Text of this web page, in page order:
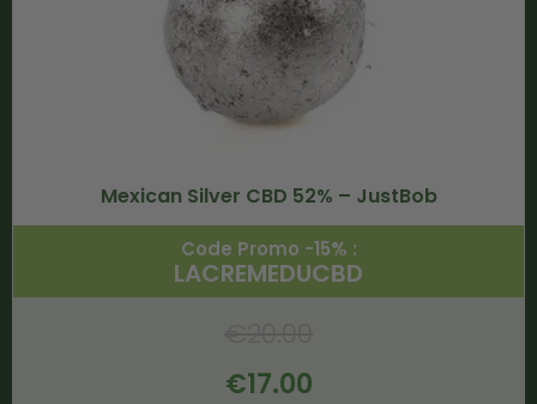
Mexican Silver CBD 52% – JustBob
Code Promo -15% :
LACREMEDUCBD
€17.00